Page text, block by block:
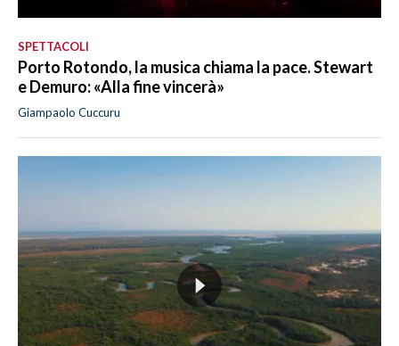
SPETTACOLI
Porto Rotondo, la musica chiama la pace. Stewart
e Demuro: «Alla fine vincerà»
Giampaolo Cuccuru